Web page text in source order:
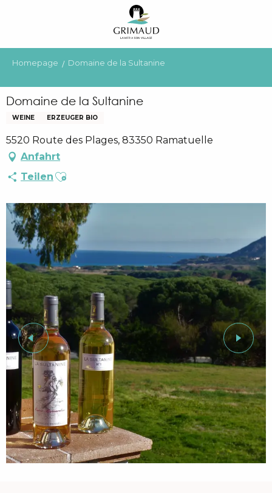
principal
Homepage Domaine de la Sultanine
Domaine de la Sultanine
WEINE ERZEUGER BIO
5520 Route des Plages, 83350 Ramatuelle
Anfahrt
Teilen Ajouter aux favoris